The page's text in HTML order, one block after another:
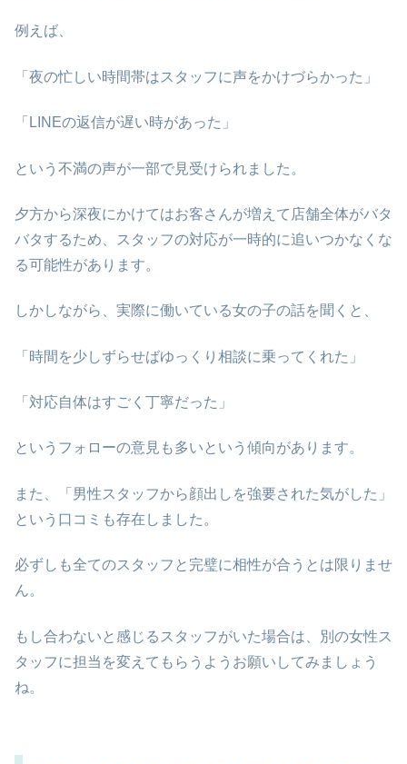
例えば、
「夜の忙しい時間帯はスタッフに声をかけづらかった」
「LINEの返信が遅い時があった」
という不満の声が一部で見受けられました。
夕方から深夜にかけてはお客さんが増えて店舗全体がバタ
バタするため、スタッフの対応が一時的に追いつかなくな
る可能性があります。
しかしながら、実際に働いている女の子の話を聞くと、
「時間を少しずらせばゆっくり相談に乗ってくれた」
「対応自体はすごく丁寧だった」
というフォローの意見も多いという傾向があります。
また、「男性スタッフから顔出しを強要された気がした」
という口コミも存在しました。
必ずしも全てのスタッフと完璧に相性が合うとは限りませ
ん。
もし合わないと感じるスタッフがいた場合は、別の女性ス
タッフに担当を変えてもらうようお願いしてみましょう
ね。